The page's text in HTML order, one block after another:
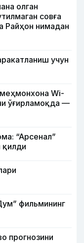
олган
совға
Райҳон нимадан
учун
Wi-
ўғирламоқда —
“Арсенал”
қилди
фильмининг
прогнозини